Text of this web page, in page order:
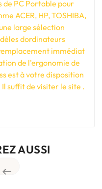
PC Portable pour
ACER, HP, TOSHIBA,
large sélection
dordinateurs
immédiat
de l'ergonomie de
est à votre disposition
suffit de visiter le site .
AUSSI
